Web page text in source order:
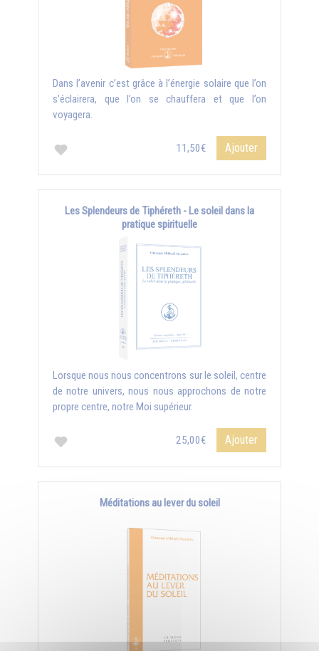
Dans l’avenir c’est grâce à l’énergie solaire que l’on
s’éclairera, que l’on se chauffera et que l’on
voyagera.
11,50€ Ajouter
Les Splendeurs de Tiphéreth - Le soleil dans la
pratique spirituelle
Lorsque nous nous concentrons sur le soleil, centre
de notre univers, nous nous approchons de notre
propre centre, notre Moi supérieur.
25,00€ Ajouter
Méditations au lever du soleil